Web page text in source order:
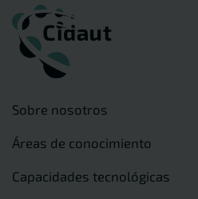
Sobre nosotros
Áreas de conocimiento
Capacidades tecnológicas